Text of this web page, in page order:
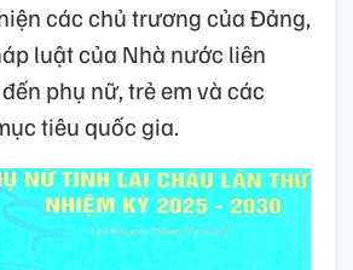
các chủ trương của Đảng,
luật của Nhà nước liên
phụ nữ, trẻ em và các
tiêu quốc gia.